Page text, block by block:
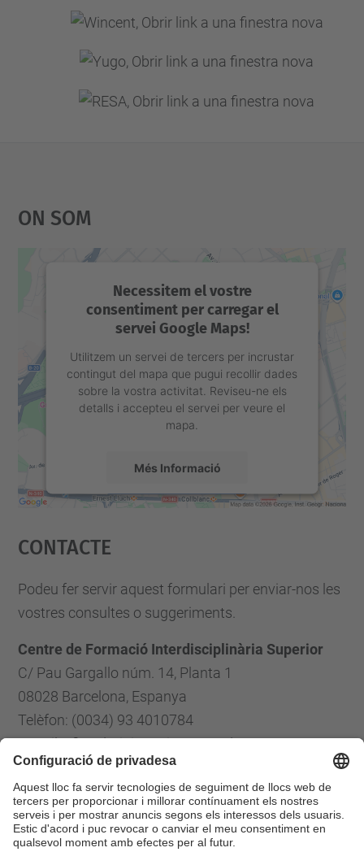
On Som
Necessitem el vostre
consentiment per carregar el
servei Google Maps!
Utilitzem un servei de tercers per incrustar
contingut del mapa que pugui recollir dades
sobre la vostra activitat. Reviseu-ne els
detalls i accepteu el servei per veure el
mapa.
Més Informació
powered by
Contacte
Podeu fer servir aquest formulari per enviar-nos les
vostres consultes o suggeriments.
Centre de Formació Interdisciplinària Superior
C/ Pau Gargallo núm. 14, Planta 1
08028 Barcelona, Espanya
Telèfon: (0034) 93 4010784
E-mail: cfis.administracio@upc.edu
Formulari de contacte
Llista Xarxes Socials